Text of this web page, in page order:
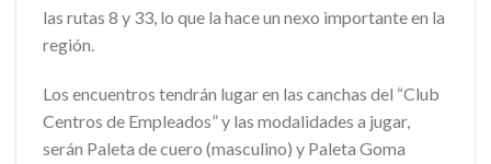
las rutas 8 y 33, lo que la hace un nexo importante en la
región.
Los encuentros tendrán lugar en las canchas del “Club
Centros de Empleados” y las modalidades a jugar,
serán Paleta de cuero (masculino) y Paleta Goma